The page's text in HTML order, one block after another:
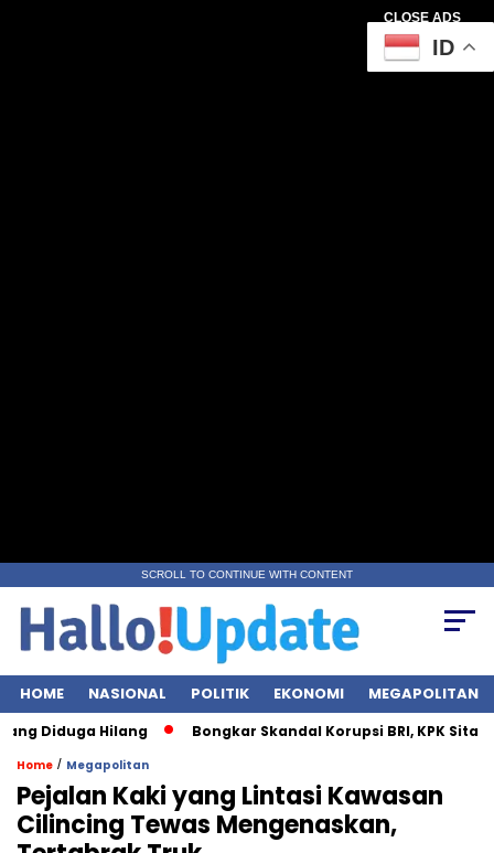
CLOSE ADS
SCROLL TO CONTINUE WITH CONTENT
HOME NASIONAL POLITIK EKONOMI MEGAPOLITAN
Hilang Bongkar Skandal Korupsi BRI, KPK Sita Rp28
Home / Megapolitan
Pejalan Kaki yang Lintasi Kawasan
Cilincing Tewas Mengenaskan,
ID